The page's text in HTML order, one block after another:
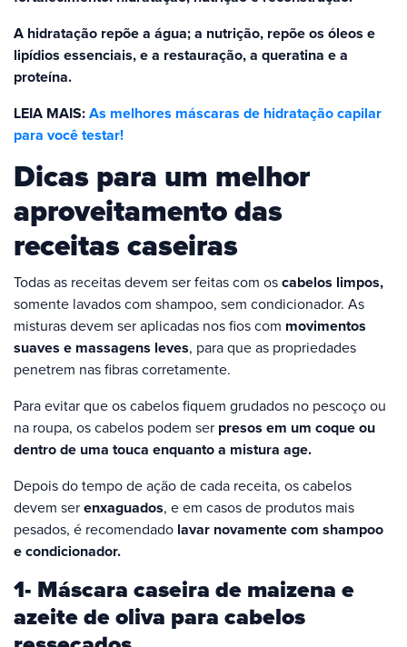
A hidratação repõe a água; a nutrição, repõe os óleos e
lipídios essenciais, e a restauração, a queratina e a
proteína.
LEIA MAIS: As melhores máscaras de hidratação capilar
para você testar!
Dicas para um melhor
aproveitamento das
receitas caseiras
Todas as receitas devem ser feitas com os cabelos limpos,
somente lavados com shampoo, sem condicionador. As
misturas devem ser aplicadas nos fios com movimentos
suaves e massagens leves, para que as propriedades
penetrem nas fibras corretamente.
Para evitar que os cabelos fiquem grudados no pescoço ou
na roupa, os cabelos podem ser presos em um coque ou
dentro de uma touca enquanto a mistura age.
Depois do tempo de ação de cada receita, os cabelos
devem ser enxaguados, e em casos de produtos mais
pesados, é recomendado lavar novamente com shampoo
e condicionador.
1- Máscara caseira de maizena e
azeite de oliva para cabelos